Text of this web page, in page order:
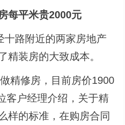
每平米贵2000元
十路附近的两家房地产
精装房的大致成本。
精修房，目前房价1900
客户经理介绍，关于精
样的标准，在购房合同